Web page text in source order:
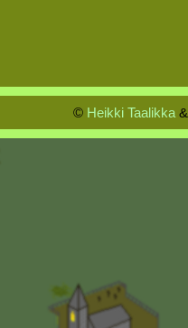
© Heikki Taalikka&